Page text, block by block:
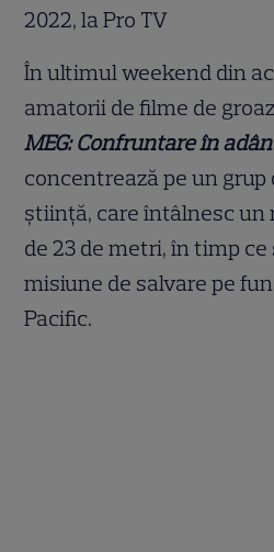
2022, la Pro TV
În ultimul weekend din
amatorii de filme de
MEG: Confruntare în
concentrează pe un grup
știință, care întâlnesc un
de 23 de metri, în timp
misiune de salvare pe
Pacific.